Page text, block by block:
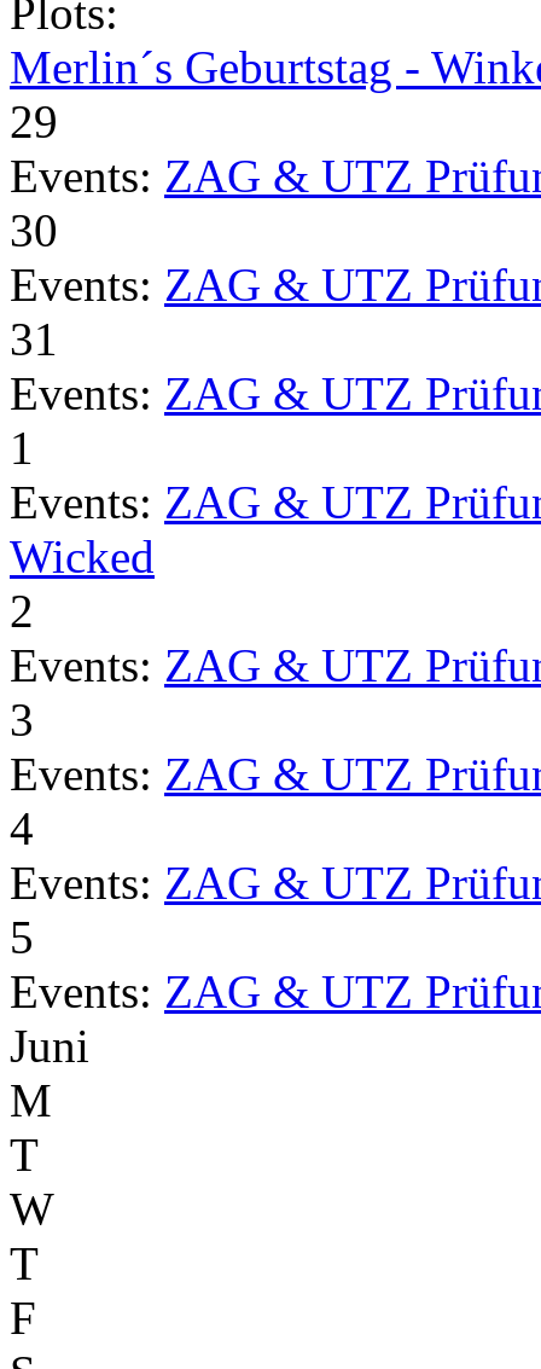
Plots:
Merlin´s Geburtstag -
29
Events: ZAG & UTZ
30
Events: ZAG & UTZ
31
Events: ZAG & UTZ
1
Events: ZAG & UTZ
Wicked
2
Events: ZAG & UTZ
3
Events: ZAG & UTZ
4
Events: ZAG & UTZ
5
Events: ZAG & UTZ
Juni
M
T
W
T
F